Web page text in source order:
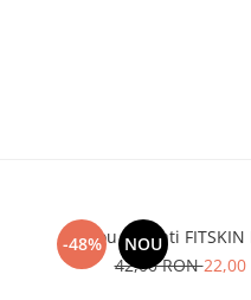
-48% NOU
Maiou Barbati FITSKIN
42,00 RON22,00